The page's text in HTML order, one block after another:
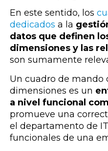
En este sentido, los
dedicados a la
datos que definen
dimensiones y las
son sumamente
Un cuadro de mando
dimensiones es un
a nivel funcional
promueve una
el departamento de
funcionales de una